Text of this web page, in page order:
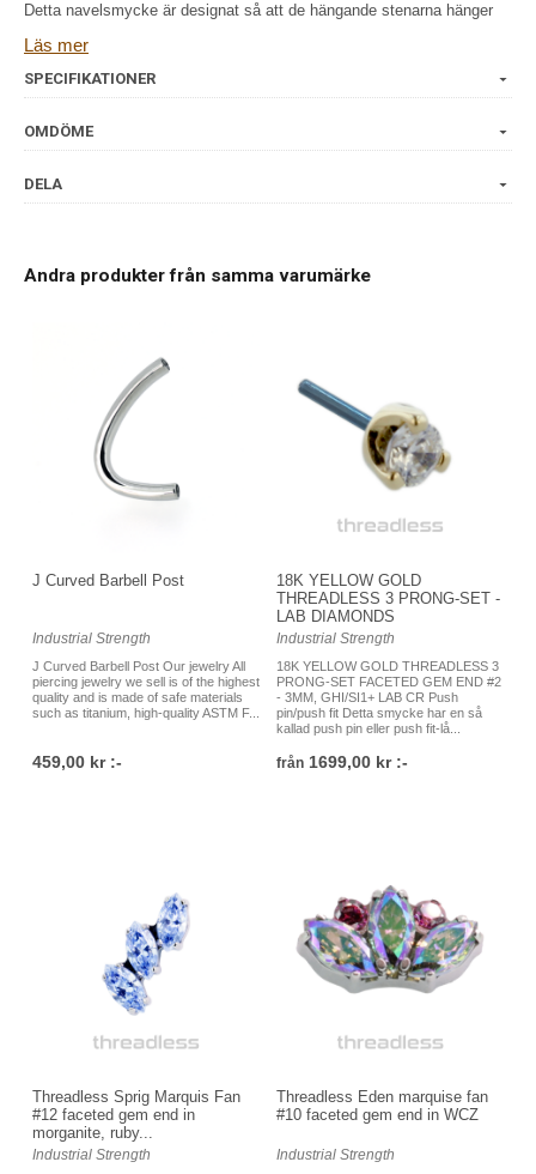
Detta navelsmycke är designat så att de hängande stenarna hänger
över naveln.
Läs mer
SPECIFIKATIONER
OMDÖME
DELA
Andra produkter från samma varumärke
J Curved Barbell Post
Industrial Strength
J Curved Barbell Post Our jewelry All
piercing jewelry we sell is of the highest
quality and is made of safe materials
such as titanium, high-quality ASTM F...
459,00 kr :-
18K YELLOW GOLD
THREADLESS 3 PRONG-SET -
LAB DIAMONDS
Industrial Strength
18K YELLOW GOLD THREADLESS 3
PRONG-SET FACETED GEM END #2
- 3MM, GHI/SI1+ LAB CR Push
pin/push fit Detta smycke har en så
kallad push pin eller push fit-lå...
från 1699,00 kr :-
Threadless Sprig Marquis Fan
#12 faceted gem end in
morganite, ruby...
Industrial Strength
Threadless Eden marquise fan
#10 faceted gem end in WCZ
Industrial Strength